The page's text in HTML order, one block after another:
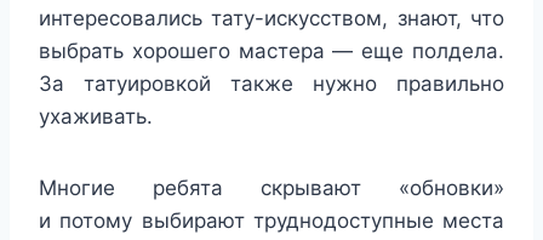
интересовались тату-искусством, знают, что
выбрать хорошего мастера — еще полдела.
За татуировкой также нужно правильно
ухаживать.
Многие ребята скрывают «обновки»
и потому выбирают труднодоступные места